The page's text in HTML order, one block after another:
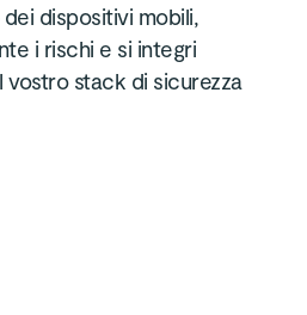
dispositivi mobili,
i rischi e si integri
stack di sicurezza